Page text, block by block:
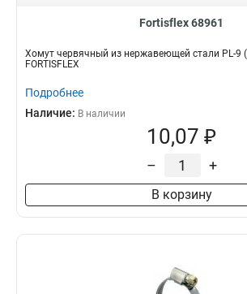
Fortisflex 68961
Хомут червячный из нержавеющей стали PL-9
FORTISFLEX
Подробнее
Наличие: В наличии
10,07 ₽
– +
В корзину